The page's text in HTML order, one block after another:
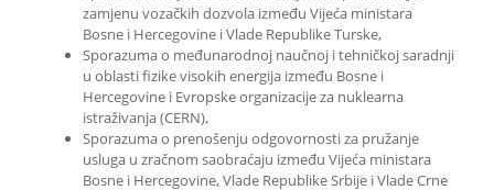
zamjenu vozačkih dozvola između Vijeća ministara
Bosne i Hercegovine i Vlade Republike Turske,
Sporazuma o međunarodnoj naučnoj i tehničkoj saradnji
u oblasti fizike visokih energija između Bosne i
Hercegovine i Evropske organizacije za nuklearna
istraživanja (CERN),
Sporazuma o prenošenju odgovornosti za pružanje
usluga u zračnom saobraćaju između Vijeća ministara
Bosne i Hercegovine, Vlade Republike Srbije i Vlade Crne